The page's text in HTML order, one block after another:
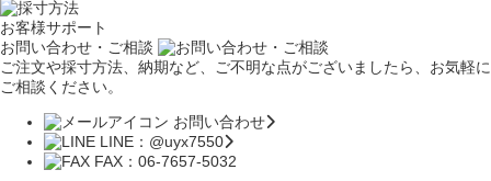
お客様サポート
お問い合わせ・ご相談
ご注文や採寸方法、納期など、ご不明な点がございましたら、お気軽に
ご相談ください。
お問い合わせ
LINE：@uyx7550
FAX：06-7657-5032